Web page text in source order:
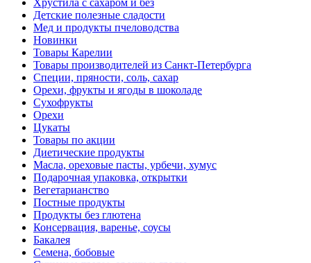
Детские полезные сладости
Мед и продукты пчеловодства
Новинки
Товары Карелии
Товары производителей из Санкт-Петербурга
Специи, пряности, соль, сахар
Орехи, фрукты и ягоды в шоколаде
Сухофрукты
Орехи
Цукаты
Товары по акции
Диетические продукты
Масла, ореховые пасты, урбечи, хумус
Подарочная упаковка, открытки
Вегетарианство
Постные продукты
Продукты без глютена
Консервация, варенье, соусы
Бакалея
Семена, бобовые